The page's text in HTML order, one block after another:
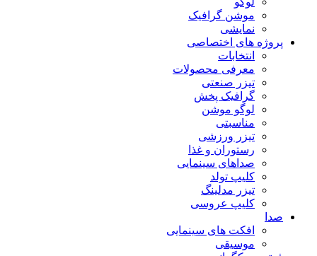
موشن گرافیک
نمایشی
پروژه های اختصاصی
انتخابات
معرفی محصولات
تیزر صنعتی
گرافیک پخش
لوگو موشن
مناسبتی
تیزر ورزشی
رستوران و غذا
صداهای سینمایی
کلیپ تولد
تیزر مدلینگ
کلیپ عروسی
صدا
افکت های سینمایی
موسیقی